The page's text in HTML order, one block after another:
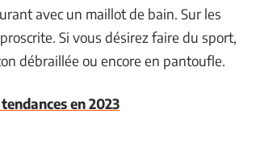
avec un maillot de bain. Sur les
Si vous désirez faire du sport,
débraillée ou encore en pantoufle.
en 2023